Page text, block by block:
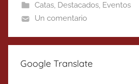
Catas, Destacados, Eventos
Un comentario
Google Translate